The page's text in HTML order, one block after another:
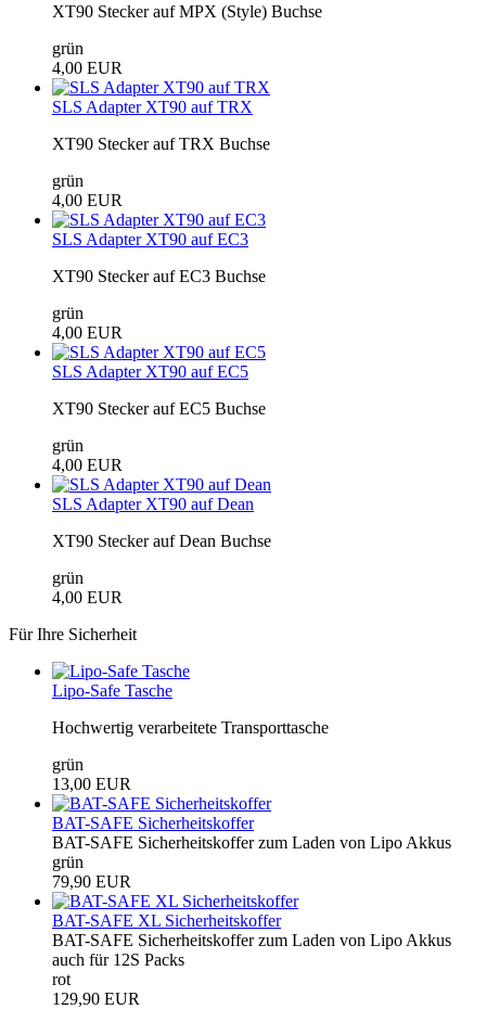
XT90 Stecker auf MPX (Style) Buchse
grün
4,00 EUR
SLS Adapter XT90 auf TRX
XT90 Stecker auf TRX Buchse
grün
4,00 EUR
SLS Adapter XT90 auf EC3
XT90 Stecker auf EC3 Buchse
grün
4,00 EUR
SLS Adapter XT90 auf EC5
XT90 Stecker auf EC5 Buchse
grün
4,00 EUR
SLS Adapter XT90 auf Dean
XT90 Stecker auf Dean Buchse
grün
4,00 EUR
Für Ihre Sicherheit
Lipo-Safe Tasche
Hochwertig verarbeitete Transporttasche
grün
13,00 EUR
BAT-SAFE Sicherheitskoffer
BAT-SAFE Sicherheitskoffer zum Laden von Lipo Akkus
grün
79,90 EUR
BAT-SAFE XL Sicherheitskoffer
BAT-SAFE Sicherheitskoffer zum Laden von Lipo Akkus
auch für 12S Packs
rot
129,90 EUR